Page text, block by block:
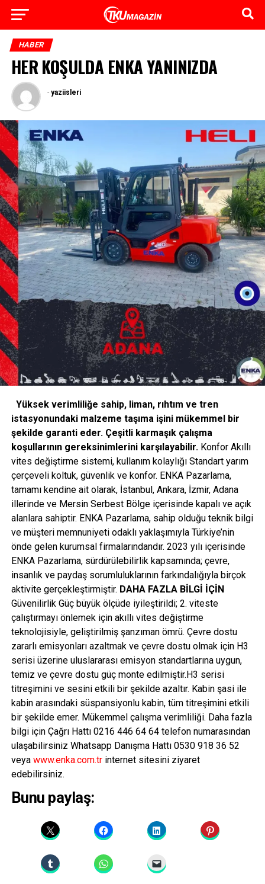
HABER
HER KOŞULDA ENKA YANINIZDA
- yaziisleri
Yüksek verimliliğe sahip, liman, rıhtım ve tren
istasyonundaki malzeme taşıma işini mükemmel bir
şekilde garanti eder. Çeşitli karmaşık çalışma
koşullarının gereksinimlerini karşılayabilir.Konfor Akıllı
vites değiştirme sistemi, kullanım kolaylığı Standart yarım
çerçeveli koltuk, güvenlik ve konfor. ENKA Pazarlama,
tamamı kendine ait olarak, İstanbul, Ankara, İzmir, Adana
illerinde ve Mersin Serbest Bölge içerisinde kapalı ve açık
alanlara sahiptir. ENKA Pazarlama, sahip olduğu teknik bilgi
ve müşteri memnuniyeti odaklı yaklaşımıyla Türkiye’nin
önde gelen kurumsal firmalarındandır. 2023 yılı içerisinde
ENKA Pazarlama, sürdürülebilirlik kapsamında; çevre,
insanlık ve paydaş sorumluluklarının farkındalığıyla birçok
aktivite gerçekleştirmiştir. DAHA FAZLA BİLGİ İÇİN
Güvenilirlik Güç büyük ölçüde iyileştirildi; 2. viteste
çalıştırmayı önlemek için akıllı vites değiştirme
teknolojisiyle, geliştirilmiş şanzıman ömrü. Çevre dostu
zararlı emisyonları azaltmak ve çevre dostu olmak için H3
serisi üzerine uluslararası emisyon standartlarına uygun,
temiz ve çevre dostu güç monte edilmiştir.H3 serisi
titreşimini ve sesini etkili bir şekilde azaltır. Kabin şasi ile
kabin arasındaki süspansiyonlu kabin, tüm titreşimini etkili
bir şekilde emer. Mükemmel çalışma verimliliği. Daha fazla
bilgi için Çağrı Hattı 0216 446 64 64 telefon numarasından
ulaşabilirsiniz Whatsapp Danışma Hattı 0530 918 36 52
veya www.enka.com.trinternet sitesini ziyaret
edebilirsiniz.
Bunu paylaş: